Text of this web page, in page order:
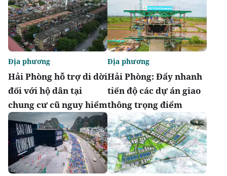
Hải Phòng hỗ trợ di dời
đối với hộ dân tại
chung cư cũ nguy hiểm
Địa phương
Hải Phòng: Đẩy nhanh
tiến độ các dự án giao
thông trọng điểm
Địa phương